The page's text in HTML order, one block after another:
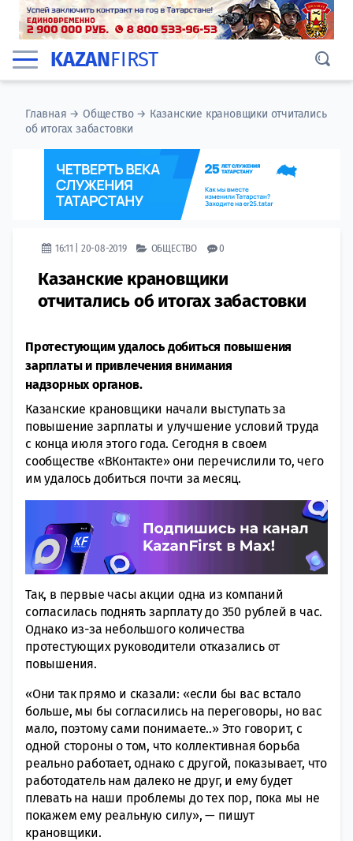
KAZANFIRST
Главная →Общество→ Казанские крановщики отчитались
об итогах забастовки
16:11 | 20-08-2019 ОБЩЕСТВО 0
Казанские крановщики
отчитались об итогах забастовки
Протестующим удалось добиться повышения
зарплаты и привлечения внимания
надзорных органов.
Казанские крановщики начали выступать за
повышение зарплаты и улучшение условий труда
с конца июля этого года. Сегодня в своем
сообществе «ВКонтакте» они перечислили то, чего
им удалось добиться почти за месяц.
Так, в первые часы акции одна из компаний
согласилась поднять зарплату до 350 рублей в час.
Однако из-за небольшого количества
протестующих руководители отказались от
повышения.
«Они так прямо и сказали: «если бы вас встало
больше, мы бы согласились на переговоры, но вас
мало, поэтому сами понимаете..» Это говорит, с
одной стороны о том, что коллективная борьба
реально работает, однако с другой, показывает, что
работодатель нам далеко не друг, и ему будет
плевать на наши проблемы до тех пор, пока мы не
покажем ему реальную силу», — пишут
крановщики.